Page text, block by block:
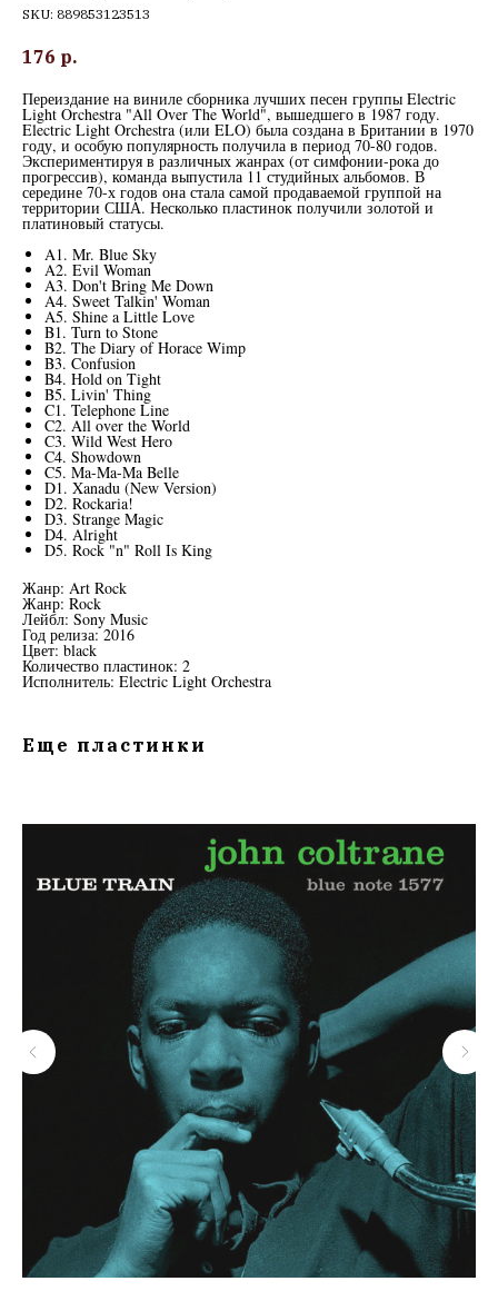
SKU: 889853123513
176 р.
Переиздание на виниле сборника лучших песен группы Electric
Light Orchestra "All Over The World", вышедшего в 1987 году.
Electric Light Orchestra (или ELO) была создана в Британии в 1970
году, и особую популярность получила в период 70-80 годов.
Экспериментируя в различных жанрах (от симфонии-рока до
прогрессив), команда выпустила 11 студийных альбомов. В
середине 70-х годов она стала самой продаваемой группой на
территории США. Несколько пластинок получили золотой и
платиновый статусы.
A1. Mr. Blue Sky
A2. Evil Woman
A3. Don't Bring Me Down
A4. Sweet Talkin' Woman
A5. Shine a Little Love
B1. Turn to Stone
B2. The Diary of Horace Wimp
B3. Confusion
B4. Hold on Tight
B5. Livin' Thing
C1. Telephone Line
C2. All over the World
C3. Wild West Hero
C4. Showdown
C5. Ma-Ma-Ma Belle
D1. Xanadu (New Version)
D2. Rockaria!
D3. Strange Magic
D4. Alright
D5. Rock "n" Roll Is King
Жанр: Art Rock
Жанр: Rock
Лейбл: Sony Music
Год релиза: 2016
Цвет: black
Количество пластинок: 2
Исполнитель: Electric Light Orchestra
Еще пластинки